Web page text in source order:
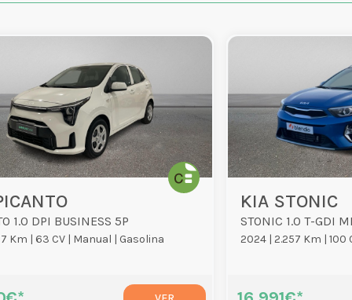
1.0 DPI BUSINESS 5P
Km | 63 CV | Manual | Gasolina
KIA STONIC
STONIC 1.0 T-GDI
2024 | 2.257 Km | 100